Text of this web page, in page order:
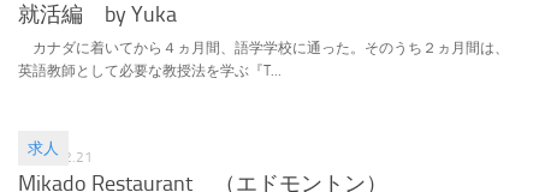
就活編 by Yuka
カナダに着いてから４ヵ月間、語学学校に通った。そのうち２ヵ月間は、
英語教師として必要な教授法を学ぶ『T...
求人
2016.02.21
Mikado Restaurant （エドモントン）